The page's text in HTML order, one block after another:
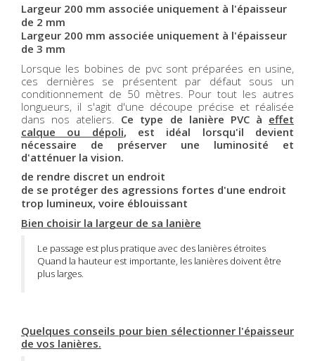
Largeur 200 mm associée uniquement à l'épaisseur
de 2 mm
Largeur 200 mm associée uniquement à l'épaisseur
de 3 mm
Lorsque les bobines de pvc sont préparées en usine,
ces dernières se présentent par défaut sous un
conditionnement de 50 mètres. Pour tout les autres
longueurs, il s'agit d'une découpe précise et réalisée
dans nos ateliers. Ce type de lanière PVC à effet
calque ou dépoli, est idéal lorsqu'il devient
nécessaire de préserver une luminosité et
d'atténuer la vision.
de rendre discret un endroit
de se protéger des agressions fortes d'une endroit
trop lumineux, voire éblouissant
Bien choisir la largeur de sa lanière
Le passage est plus pratique avec des lanières étroites
Quand la hauteur est importante, les lanières doivent être
plus larges.
Quelques conseils pour bien sélectionner l'épaisseur
de vos lanières.